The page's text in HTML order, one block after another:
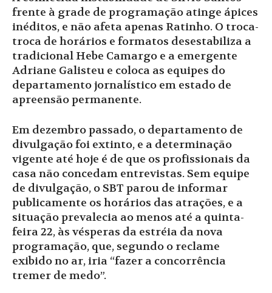
frente à grade de programação atinge ápices
inéditos, e não afeta apenas Ratinho. O troca-
troca de horários e formatos desestabiliza a
tradicional Hebe Camargo e a emergente
Adriane Galisteu e coloca as equipes do
departamento jornalístico em estado de
apreensão permanente.
Em dezembro passado, o departamento de
divulgação foi extinto, e a determinação
vigente até hoje é de que os profissionais da
casa não concedam entrevistas. Sem equipe
de divulgação, o SBT parou de informar
publicamente os horários das atrações, e a
situação prevalecia ao menos até a quinta-
feira 22, às vésperas da estréia da nova
programação, que, segundo o reclame
exibido no ar, iria “fazer a concorrência
tremer de medo”.